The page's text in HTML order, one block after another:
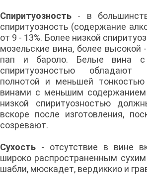
Спиритуозность - в
спиритуозность (содержание
от 9 - 13%. Более низкой
мозельские вина, более
пап и бароло. Белые вина с
спиритуозностью обладают
полнотой и меньшей
винами с меньшим содержанием
низкой спиритуозностью
вскоре после изготовления,
созревают.
Сухость - отсутствие в вине
широко распространенным
шабли, мюскадет, вердиккио и